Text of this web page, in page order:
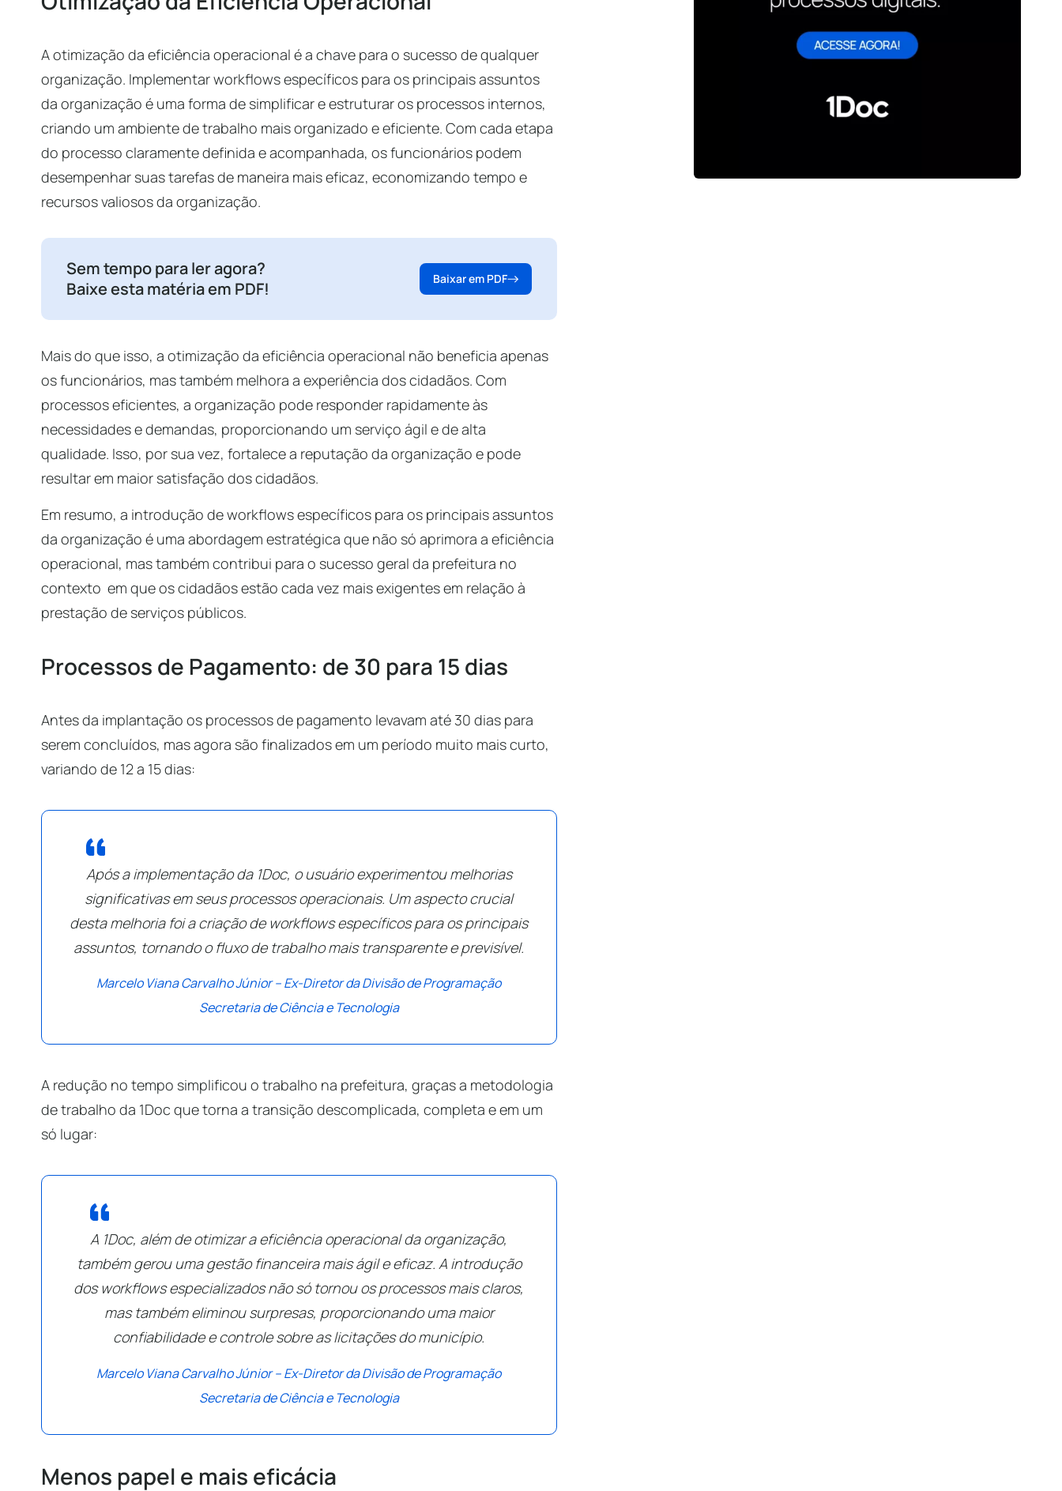
A otimização da eficiência operacional é a chave para o sucesso de qualquer
organização. Implementar workflows específicos para os principais assuntos
da organização é uma forma de simplificar e estruturar os processos internos,
criando um ambiente de trabalho mais organizado e eficiente. Com cada etapa
do processo claramente definida e acompanhada, os funcionários podem
desempenhar suas tarefas de maneira mais eficaz, economizando tempo e
recursos valiosos da organização.
Sem tempo para ler agora?
Baixe esta matéria em PDF!
Baixar em PDF
Mais do que isso, a otimização da eficiência operacional não beneficia apenas
os funcionários, mas também melhora a experiência dos cidadãos. Com
processos eficientes, a organização pode responder rapidamente às
necessidades e demandas, proporcionando um serviço ágil e de alta
qualidade. Isso, por sua vez, fortalece a reputação da organização e pode
resultar em maior satisfação dos cidadãos.
Em resumo, a introdução de workflows específicos para os principais assuntos
da organização é uma abordagem estratégica que não só aprimora a eficiência
operacional, mas também contribui para o sucesso geral da prefeitura no
contexto em que os cidadãos estão cada vez mais exigentes em relação à
prestação de serviços públicos.
Processos de Pagamento: de 30 para 15 dias
Antes da implantação os processos de pagamento levavam até 30 dias para
serem concluídos, mas agora são finalizados em um período muito mais curto,
variando de 12 a 15 dias:
Após a implementação da 1Doc, o usuário experimentou melhorias
significativas em seus processos operacionais. Um aspecto crucial
desta melhoria foi a criação de workflows específicos para os principais
assuntos, tornando o fluxo de trabalho mais transparente e previsível.
Marcelo Viana Carvalho Júnior – Ex-Diretor da Divisão de Programação
Secretaria de Ciência e Tecnologia
A redução no tempo simplificou o trabalho na prefeitura, graças a metodologia
de trabalho da 1Doc que torna a transição descomplicada, completa e em um
só lugar:
A 1Doc, além de otimizar a eficiência operacional da organização,
também gerou uma gestão financeira mais ágil e eficaz. A introdução
dos workflows especializados não só tornou os processos mais claros,
mas também eliminou surpresas, proporcionando uma maior
confiabilidade e controle sobre as licitações do município.
Marcelo Viana Carvalho Júnior – Ex-Diretor da Divisão de Programação
Secretaria de Ciência e Tecnologia
Menos papel e mais eficácia